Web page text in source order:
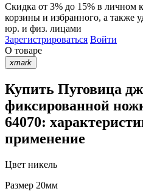
Скидка от 3% до 15% в личном
корзины и избранного, а также
юр. и физ. лицами
Зарегистрироваться Войти
О товаре
xmark
Купить Пуговица
фиксированной
64070:
применение
Цвет никель
Размер 20мм